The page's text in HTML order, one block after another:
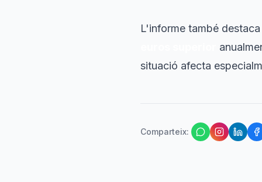
L'informe també
situació afecta
Comparteix: